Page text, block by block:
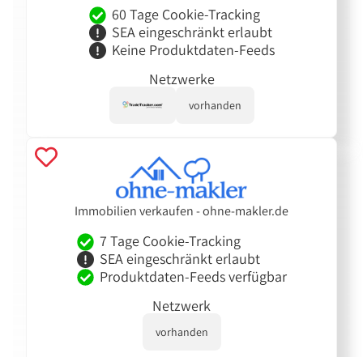
60 Tage Cookie-Tracking
SEA eingeschränkt erlaubt
Keine Produktdaten-Feeds
Netzwerke
vorhanden
Immobilien verkaufen - ohne-makler.de
7 Tage Cookie-Tracking
SEA eingeschränkt erlaubt
Produktdaten-Feeds verfügbar
Netzwerk
vorhanden